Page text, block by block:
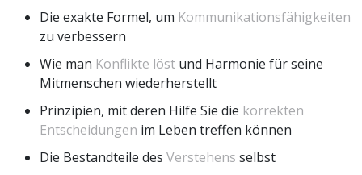
Die exakte Formel, um Kommunikationsfähigkeiten
zu verbessern
Wie man Konflikte löst und Harmonie für seine
Mitmenschen wiederherstellt
Prinzipien, mit deren Hilfe Sie die korrekten
Entscheidungen im Leben treffen können
Die Bestandteile des Verstehens selbst